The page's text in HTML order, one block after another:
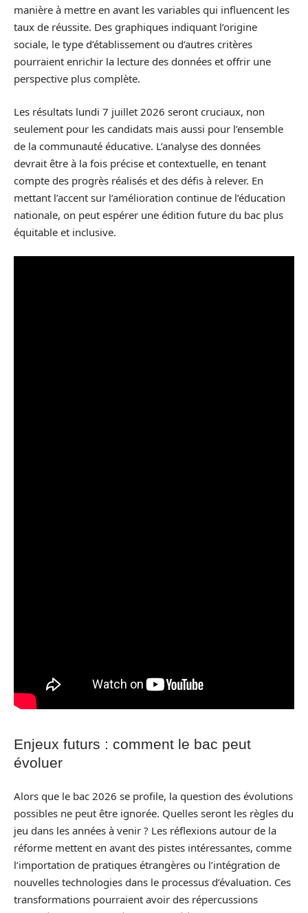
manière à mettre en avant les variables qui influencent les
taux de réussite. Des graphiques indiquant l’origine
sociale, le type d’établissement ou d’autres critères
pourraient enrichir la lecture des données et offrir une
perspective plus complète.
Les résultats lundi 7 juillet 2026 seront cruciaux, non
seulement pour les candidats mais aussi pour l’ensemble
de la communauté éducative. L’analyse des données
devrait être à la fois précise et contextuelle, en tenant
compte des progrès réalisés et des défis à relever. En
mettant l’accent sur l’amélioration continue de l’éducation
nationale, on peut espérer une édition future du bac plus
équitable et inclusive.
Enjeux futurs : comment le bac peut
évoluer
Alors que le bac 2026 se profile, la question des évolutions
possibles ne peut être ignorée. Quelles seront les règles du
jeu dans les années à venir ? Les réflexions autour de la
réforme mettent en avant des pistes intéressantes, comme
l’importation de pratiques étrangères ou l’intégration de
nouvelles technologies dans le processus d’évaluation. Ces
transformations pourraient avoir des répercussions